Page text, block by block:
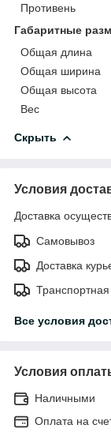
Противень
Габаритные
Общая длина
Общая ширина
Общая высота
Вес
Скрыть
Условия
Доставка
Самовывоз
Доставка
Все условия
Условия
Наличными
Оплата на